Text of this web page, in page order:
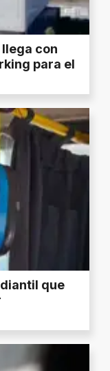
con
para el
que